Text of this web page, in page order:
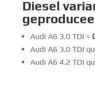
Diesel
Audi A6 3.0 TDI =
Audi A6 3.0 TDI
Audi A6 4.2 TDI